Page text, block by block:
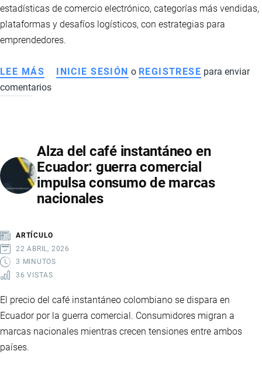
estadísticas de comercio electrónico, categorías más vendidas,
plataformas y desafíos logísticos, con estrategias para
emprendedores.
LEE MÁS SOBRE
DROPSHIPPING
COMPLETA
PARA
EMPRENDEDORES
EN
INICIE SESIÓN o REGISTRESE para enviar
comentarios
Alza del café instantáneo en
Ecuador: guerra comercial
impulsa consumo de marcas
nacionales
ARTÍCULO
22 ABRIL, 2026
3 MINUTOS
36 VISTAS
El precio del café instantáneo colombiano se dispara en
Ecuador por la guerra comercial. Consumidores migran a
marcas nacionales mientras crecen tensiones entre ambos
países.